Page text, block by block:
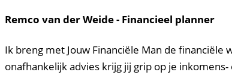
Remco van der Weide - Financieel planner
Ik breng met Jouw Financiële Man de
onafhankelijk advies krijg jij grip op je